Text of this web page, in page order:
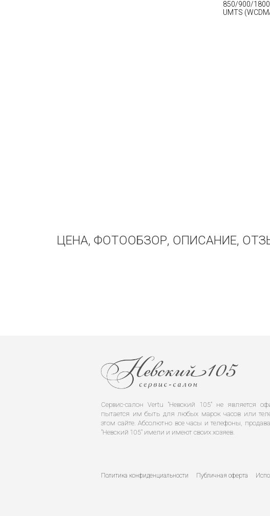
850/900/
UMTS
ЦЕНА, ФОТООБЗОР, ОПИСАНИЕ,
Сервис-салон Vertu "Невский 105" не является
пытается им быть для любых марок часов или
этом сайте. Абсолютно все часы и телефоны,
"Невский 105" имели и имеют своих хозяев.
Политика конфиденциальности Публичная оферта